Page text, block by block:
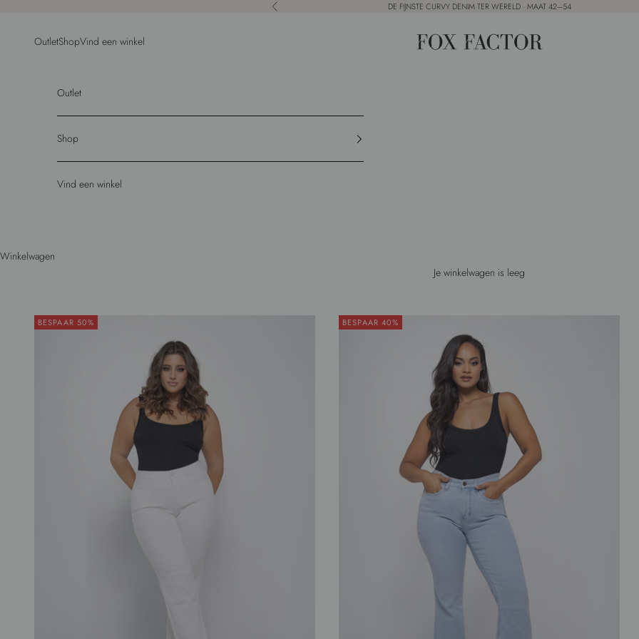
Vorige DE FIJNSTE CURVY DENIM TER WERELD · MAAT 42–54
Fox Factor
OutletShopVind een winkel
Outlet
Shop
Vind een winkel
Winkelwagen
Je winkelwagen is leeg
BESPAAR 50% BESPAAR 40%